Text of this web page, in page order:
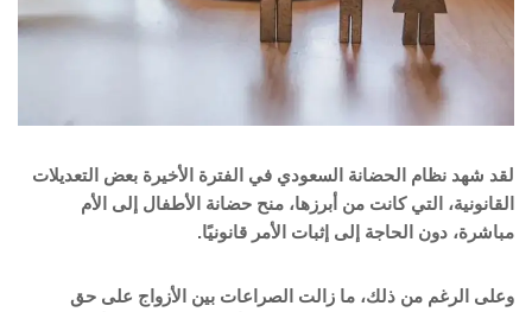
لقد شهد نظام الحضانة السعودي في الفترة الأخيرة بعض التعديلات
القانونية، التي كانت من أبرزها، منح حضانة الأطفال إلى الأم
مباشرة، دون الحاجة إلى إثبات الأمر قانونيًا.
وعلى الرغم من ذلك، ما زالت الصراعات بين الأزواج على حق